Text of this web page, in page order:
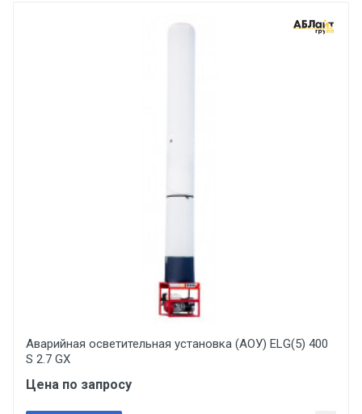
Отправить отзыв
Аварийная осветительная установка (АОУ) ELG(5) 400
S 2.7 GX
Цена по запросу